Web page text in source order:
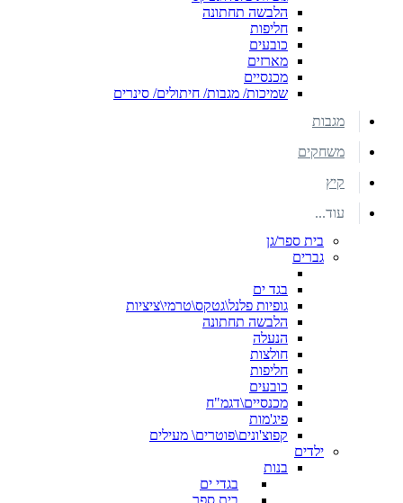
הלבשה תחתונה
חליפות
כובעים
מארזים
מכנסיים
שמיכות/ מגבות/ חיתולים/ סינרים
מגבות
משחקים
קיץ
עוד...
בית ספר/גן
גברים
בגד ים
גופיות פלנל\גטקס\טרמי\ציציות
הלבשה תחתונה
הנעלה
חולצות
חליפות
כובעים
מכנסיים\דגמ"ח
פיג'מות
קפוצ'ונים\פוטרים\ מעילים
ילדים
בנות
בגדי ים
בית ספר